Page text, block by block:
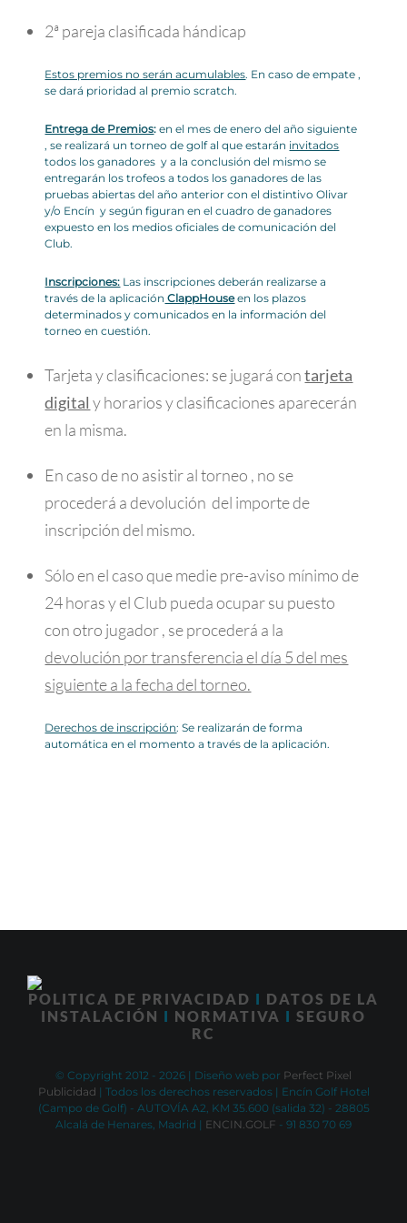
2ª pareja clasificada hándicap
Estos premios no serán acumulables. En caso de empate ,
se dará prioridad al premio scratch.
Entrega de Premios: en el mes de enero del año siguiente
, se realizará un torneo de golf al que estarán invitados
todos los ganadores y a la conclusión del mismo se
entregarán los trofeos a todos los ganadores de las
pruebas abiertas del año anterior con el distintivo Olivar
y/o Encín y según figuran en el cuadro de ganadores
expuesto en los medios oficiales de comunicación del
Club.
Inscripciones: Las inscripciones deberán realizarse a
través de la aplicación ClappHouseen los plazos
determinados y comunicados en la información del
torneo en cuestión.
Tarjeta y clasificaciones: se jugará contarjeta
digital y horarios y clasificaciones aparecerán
en la misma.
En caso de no asistir al torneo , no se
procederá a devolución del importe de
inscripción del mismo.
Sólo en el caso que medie pre-aviso mínimo de
24 horas y el Club pueda ocupar su puesto
con otro jugador , se procederá a la
devolución por transferencia el día 5 del mes
siguiente a la fecha del torneo.
Derechos de inscripción: Se realizarán de forma
automática en el momento a través de la aplicación.
POLITICA DE PRIVACIDAD I DATOS DE LA
INSTALACIÓN I NORMATIVA I SEGURO
RC
© Copyright 2012 - 2026 | Diseño web por Perfect Pixel
Publicidad | Todos los derechos reservados | Encín Golf Hotel
(Campo de Golf) - AUTOVÍA A2, KM 35.600 (salida 32) - 28805
Alcalá de Henares, Madrid | ENCIN.GOLF - 91 830 70 69